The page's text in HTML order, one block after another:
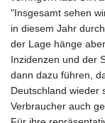
"Insgesamt sehen
in diesem Jahr
der Lage hänge
Inzidenzen und der
dann dazu führen,
Deutschland wieder
Verbraucher auch